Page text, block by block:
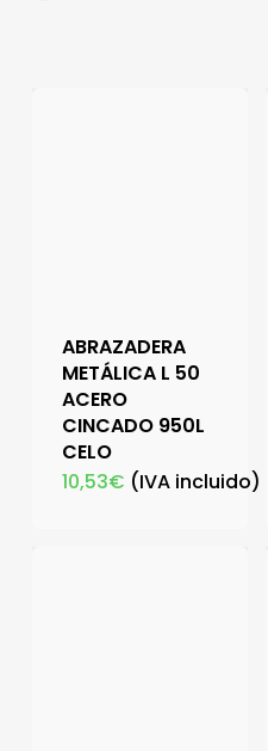
ABRAZADERA
METÁLICA L 50
ACERO
CINCADO 950L
CELO
10,53€ (IVA incluido)